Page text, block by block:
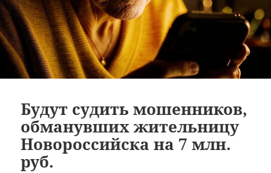
Будут судить мошенников,
обманувших жительницу
Новороссийска на 7 млн.
руб.